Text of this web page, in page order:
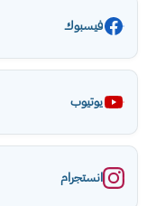
فيسبوك
يوتيوب
انستجرام